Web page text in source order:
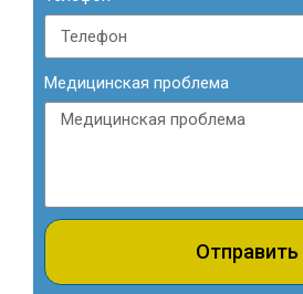
Медицинская проблема
Отправить